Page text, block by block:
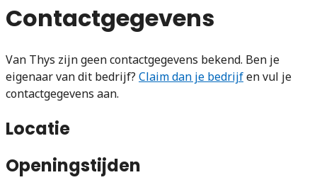
Contactgegevens
Van Thys zijn geen contactgegevens bekend. Ben je
eigenaar van dit bedrijf? Claim dan je bedrijfen vul je
contactgegevens aan.
Locatie
Openingstijden